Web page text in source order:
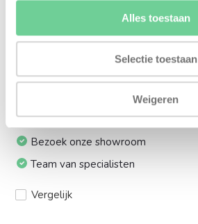
Alles toestaan
Selectie toestaan
Weigeren
Ik installeer de kluis graag zelf:
Ja, levering tot aan uw voordeur
24/7 bereikbaar
Bezoek onze showroom
Team van specialisten
Vergelijk